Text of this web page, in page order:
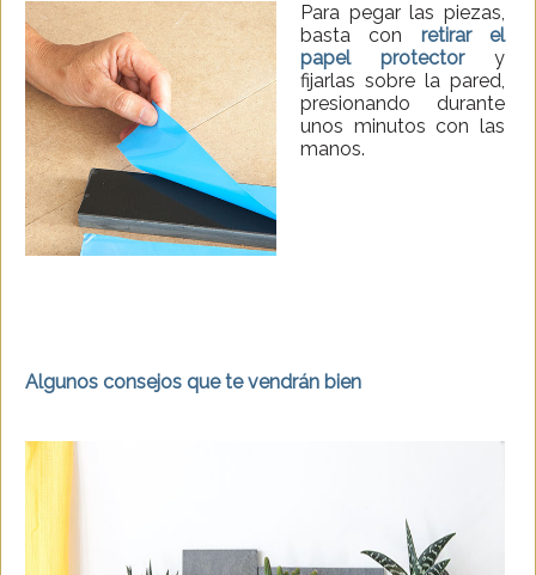
Para pegar las piezas,
basta con retirar el
papel protectory
fijarlas sobre la pared,
presionando durante
unos minutos con las
manos.
Algunos consejos que te vendrán bien